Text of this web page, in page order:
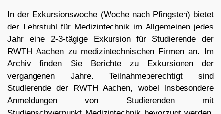
In der Exkursionswoche (Woche nach Pfingsten) bietet
der Lehrstuhl für Medizintechnik im Allgemeinen jedes
Jahr eine 2-3-tägige Exkursion für Studierende der
RWTH Aachen zu medizintechnischen Firmen an. Im
Archiv finden Sie Berichte zu Exkursionen der
vergangenen Jahre. Teilnahmeberechtigt sind
Studierende der RWTH Aachen, wobei insbesondere
Anmeldungen von Studierenden mit